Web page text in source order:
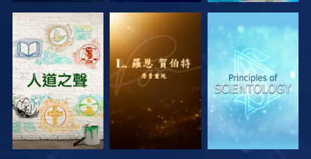
探索系列節目 探索系列節目 探索系列節目